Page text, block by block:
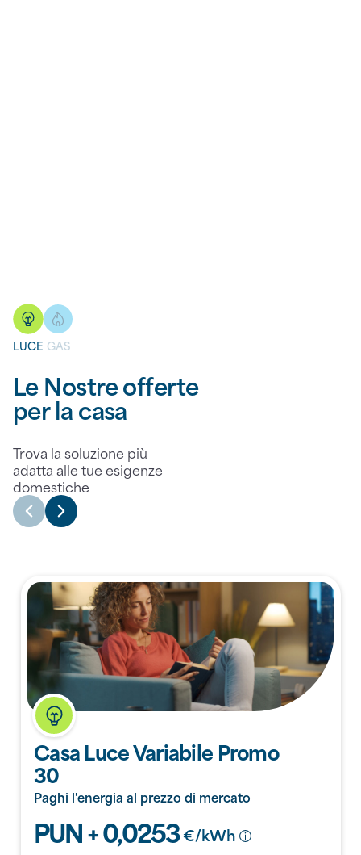
LUCE GAS
Le Nostre offerte
per la casa
Trova la soluzione più
adatta alle tue esigenze
domestiche
Casa Luce Variabile Promo
30
Paghi l'energia al prezzo di mercato
PUN + 0,0253€/kWh